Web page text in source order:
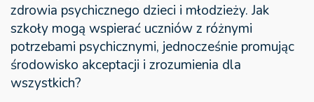
zdrowia psychicznego dzieci i młodzieży. Jak
szkoły mogą wspierać uczniów z różnymi
potrzebami psychicznymi, jednocześnie promując
środowisko akceptacji i zrozumienia dla
wszystkich?